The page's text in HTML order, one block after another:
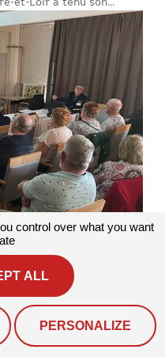
mieux informés sur la
d’Auchel,...
control over what you want
ALL
PERSONALIZE